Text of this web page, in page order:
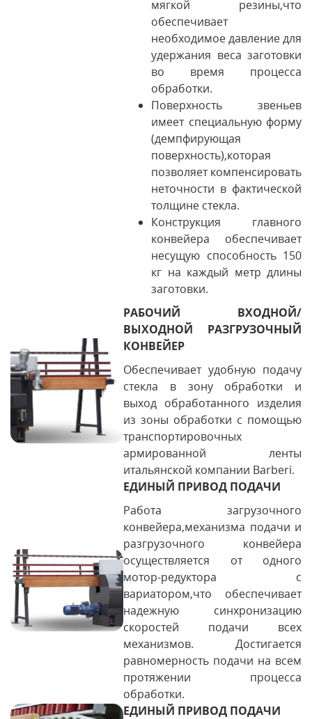
мягкой резины,что
обеспечивает
необходимое давление для
удержания веса заготовки
во время процесса
обработки.
Поверхность звеньев
имеет специальную форму
(демпфирующая
поверхность),которая
позволяет компенсировать
неточности в фактической
толщине стекла.
Конструкция главного
конвейера обеспечивает
несущую способность 150
кг на каждый метр длины
заготовки.
РАБОЧИЙ ВХОДНОЙ/
ВЫХОДНОЙ РАЗГРУЗОЧНЫЙ
КОНВЕЙЕР
Обеспечивает удобную подачу
стекла в зону обработки и
выход обработанного изделия
из зоны обработки с помощью
транспортировочных
армированной ленты
итальянской компании Barberi.
ЕДИНЫЙ ПРИВОД ПОДАЧИ
Работа загрузочного
конвейера,механизма подачи и
разгрузочного конвейера
осуществляется от одного
мотор-редуктора с
вариатором,что обеспечивает
надежную синхронизацию
скоростей подачи всех
механизмов. Достигается
равномерность подачи на всем
протяжении процесса
обработки.
ЕДИНЫЙ ПРИВОД ПОДАЧИ